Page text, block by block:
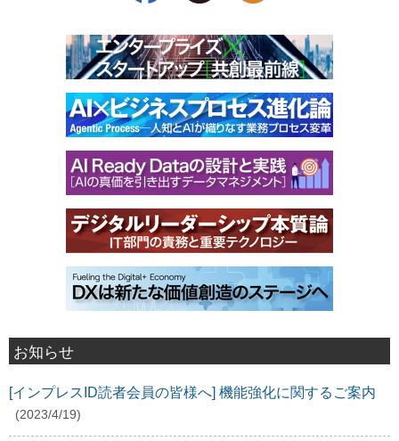
お知らせ
[インプレスID読者会員の皆様へ] 機能強化に関するご案内
(2023/4/19)